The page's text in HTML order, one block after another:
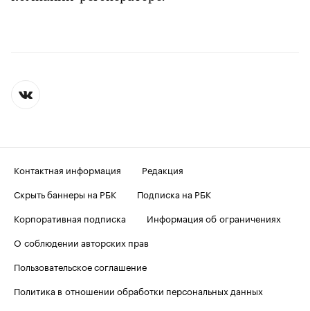
Контактная информация
Редакция
Скрыть баннеры на РБК
Подписка на РБК
Корпоративная подписка
Информация об ограничениях
О соблюдении авторских прав
Пользовательское соглашение
Политика в отношении обработки персональных данных